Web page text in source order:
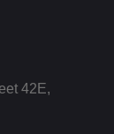
42E,